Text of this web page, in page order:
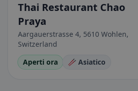
Thai Restaurant Chao
Praya
Aargauerstrasse 4, 5610 Wohlen,
Switzerland
Aperti ora 🥢 Asiatico